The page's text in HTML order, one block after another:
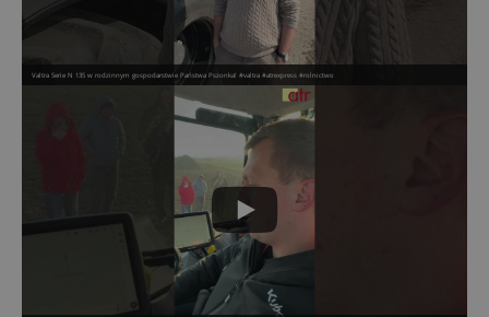
Valtra Serie N 135 w rodzinnym gospodarstwie Państwa Pszonka! #valtra #atrexpress #rolnictwo